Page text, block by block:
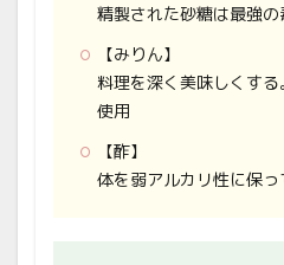
精製された砂糖は最強の
【みりん】
料理を深く美味しくす
使用
【酢】
体を弱アルカリ性に保っ